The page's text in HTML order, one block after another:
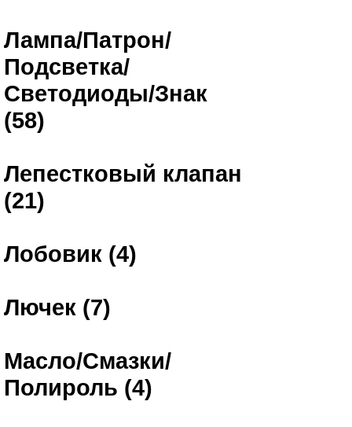
Лампа/Патрон/
Подсветка/
Светодиоды/Знак
(58)
Лепестковый клапан
(21)
Лобовик (4)
Лючек (7)
Масло/Смазки/
Полироль (4)